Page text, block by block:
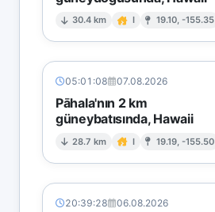
30.4 km I 19.10, -155.35
05:01:08 07.08.2026
Pāhala'nın 2 km
güneybatısında, Hawaii
28.7 km I 19.19, -155.50
20:39:28 06.08.2026